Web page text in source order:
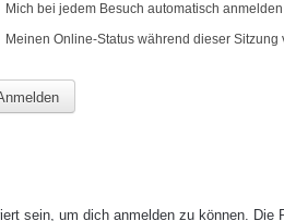
Mich bei jedem Besuch automatisch anmelden
Meinen Online-Status während dieser Sitzung
sein, um dich anmelden zu können.